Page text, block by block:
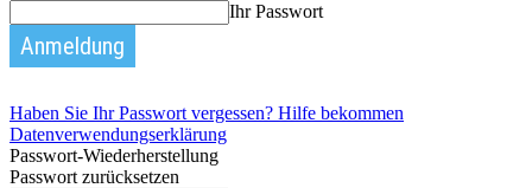
Ihr Passwort
Haben Sie Ihr Passwort vergessen? Hilfe bekommen
Datenverwendungserklärung
Passwort-Wiederherstellung
Passwort zurücksetzen